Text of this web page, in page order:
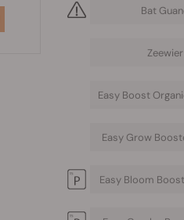
Bat
Zeewier
Easy Boost
Easy Grow
Easy Bloom